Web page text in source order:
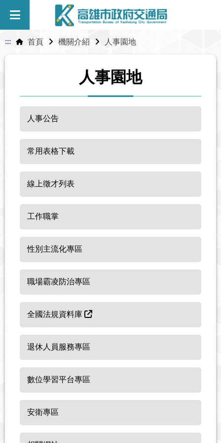
::: 首頁 機關介紹 人事園地
人事園地
人事公告
常用表格下載
線上徵才列表
工作職掌
性別主流化專區
職場霸凌防治專區
全國法規資料庫
退休人員服務專區
數位學習平台專區
安衛專區